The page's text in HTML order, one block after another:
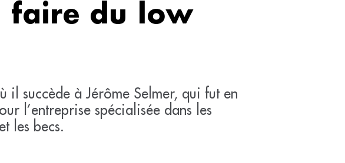
faire du low
succède à Jérôme Selmer, qui fut en
l’entreprise spécialisée dans les
les becs.